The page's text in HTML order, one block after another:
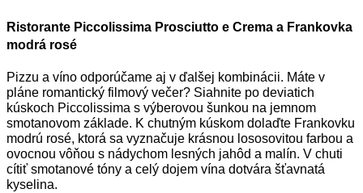
Ristorante Piccolissima Prosciutto e Crema a Frankovka
modrá rosé
Pizzu a víno odporúčame aj v ďalšej kombinácii. Máte v
pláne romantický filmový večer? Siahnite po deviatich
kúskoch Piccolissima s výberovou šunkou na jemnom
smotanovom základe. K chutným kúskom dolaďte Frankovku
modrú rosé, ktorá sa vyznačuje krásnou lososovitou farbou a
ovocnou vôňou s nádychom lesných jahôd a malín. V chuti
cítiť smotanové tóny a celý dojem vína dotvára šťavnatá
kyselina.